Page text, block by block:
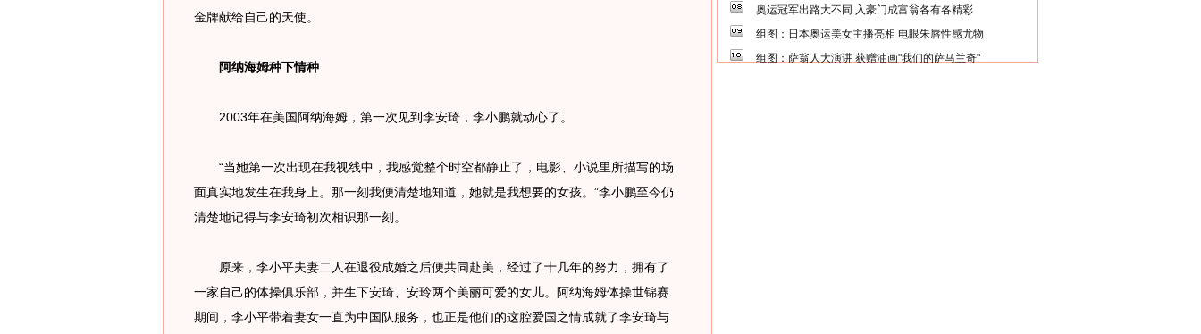
金牌献给自己的天使。
阿纳海姆种下情种
2003年在美国阿纳海姆，第一次见到李安琦，李小鹏就动心了。
“当她第一次出现在我视线中，我感觉整个时空都静止了，电影、小说里所描写的场
面真实地发生在我身上。那一刻我便清楚地知道，她就是我想要的女孩。”李小鹏至今仍
清楚地记得与李安琦初次相识那一刻。
原来，李小平夫妻二人在退役成婚之后便共同赴美，经过了十几年的努力，拥有了
一家自己的体操俱乐部，并生下安琦、安玲两个美丽可爱的女儿。阿纳海姆体操世锦赛
期间，李小平带着妻女一直为中国队服务，也正是他们的这腔爱国之情成就了李安琦与
奥运冠军出路大不同 入豪门成富翁各有各精彩
组图：日本奥运美女主播亮相 电眼朱唇性感尤物
组图：萨翁人大演讲 获赠油画"我们的萨马兰奇"